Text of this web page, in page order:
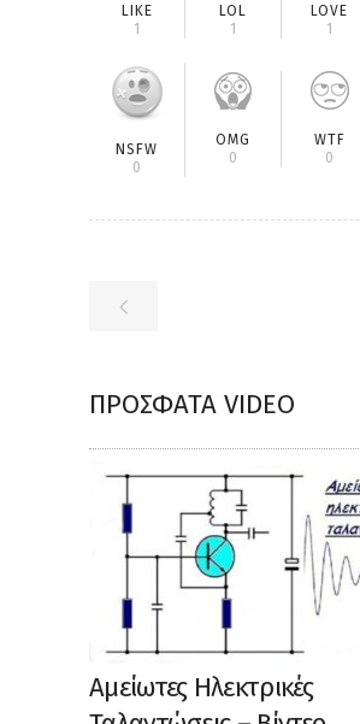
LIKE
1
LOL
1
LOVE
1
NSFW
0
OMG
0
WTF
0
ΠΡΌΣΦΑΤΑ VIDEO
Αμείωτες Ηλεκτρικές